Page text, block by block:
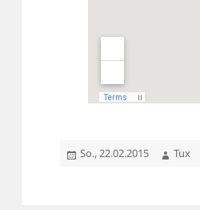
Veröffentlicht
So., 22.02.2015 Autor
Tux